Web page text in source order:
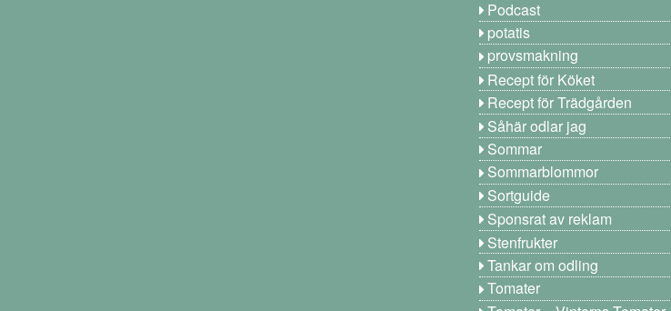
Podcast
potatis
provsmakning
Recept för Köket
Recept för Trädgården
Såhär odlar jag
Sommar
Sommarblommor
Sortguide
Sponsrat av reklam
Stenfrukter
Tankar om odling
Tomater